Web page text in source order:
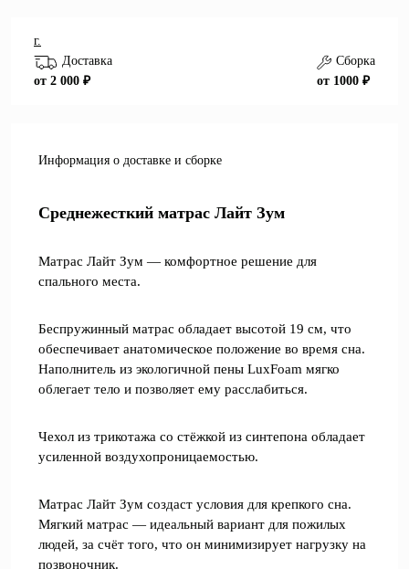
г.
Доставка
от 2 000 ₽
Сборка
от 1000 ₽
Информация о доставке и сборке
Среднежесткий матрас Лайт Зум
Матрас Лайт Зум — комфортное решение для
спального места.
Беспружинный матрас обладает высотой 19 см, что
обеспечивает анатомическое положение во время сна.
Наполнитель из экологичной пены LuxFoam мягко
облегает тело и позволяет ему расслабиться.
Чехол из трикотажа со стёжкой из синтепона обладает
усиленной воздухопроницаемостью.
Матрас Лайт Зум создаст условия для крепкого сна.
Мягкий матрас — идеальный вариант для пожилых
людей, за счёт того, что он минимизирует нагрузку на
позвоночник.